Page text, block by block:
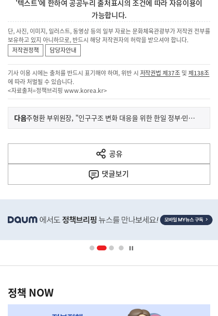
'텍스트'에 한하여 공공누리 출처표시의 조건에 따라 자유이용이
가능합니다.
단, 사진, 이미지, 일러스트, 동영상 등의 일부 자료는 문화체육관광부가 저작권 전부를
보유하고 있지 아니하므로, 반드시 해당 저작권자의 허락을 받으셔야 합니다.
저작권정책
담당자안내
기사 이용 시에는 출처를 반드시 표기해야 하며, 위반 시 저작권법 제37조 및제138조
에 따라 처벌될 수 있습니다.
<자료출처=정책브리핑 www.korea.kr>
이
전
다
음
다음기
주형환 부위원장, "인구구조 변화 대응을 위한 한일 정부·민간협력, 전방위 확대해야"
공유
열
기
댓글보기
단
영
책
NOW,
정책 NOW